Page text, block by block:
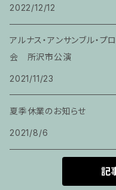
家族割適用プラン3
家族割適用プラン4
ヴァイオリンピアノ６０分レッ
ピアノ科６０分レッスン
2022/12/12
アルナス・アンサンブル・
会 所沢市公演
2021/11/23
夏季休業のお知らせ
2021/8/6
記